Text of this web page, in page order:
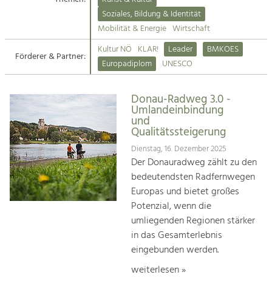
Suche
Impressum
Kontakt
Angebotsentwicklung und
Handwerk, Wissenschaft und Forschung.
Soziales, Bildung &
Identität
Gleichberechtigung, Jugend und
Integration
Mobilität & Energie
Klimawandel, öffentlicher Verkehr und
Steigerung regionaler Wertschöpfung
Soziales, Bildung & Identität
Mobilität & Energie Wirtschaft
Förderer & Partner:
Kultur NÖ KLAR! Leader
BMKOES
Europadiplom
UNESCO
Donau-Radweg 3.0 -
Umlandeinbindung
und
Qualitätssteigerung
Dienstag, 16. Dezember 2025
Der Donauradweg zählt zu den
bedeutendsten Radfernwegen
Europas und bietet großes
Potenzial, wenn die
umliegenden Regionen stärker
in das Gesamterlebnis
eingebunden werden.
weiterlesen »